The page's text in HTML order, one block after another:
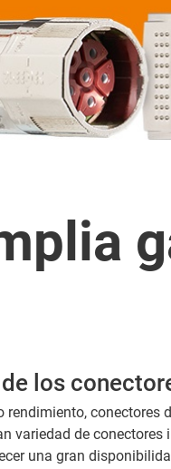
los
rendimiento, conectores
variedad de
una gran